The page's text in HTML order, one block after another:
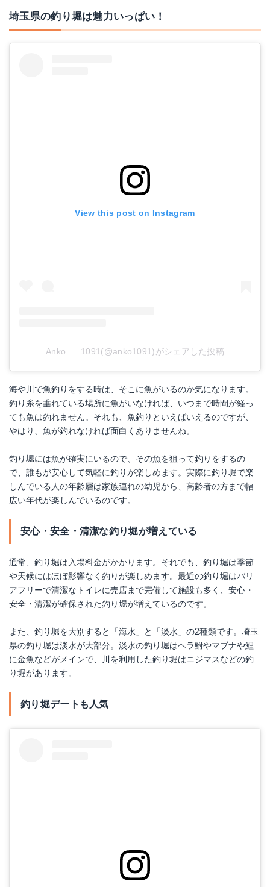
埼玉県の釣り堀は魅力いっぱい！
View this post on Instagram
Anko___1091(@anko1091)がシェアした投稿
海や川で魚釣りをする時は、そこに魚がいるのか気になります。
釣り糸を垂れている場所に魚がいなければ、いつまで時間が経っ
ても魚は釣れません。それも、魚釣りといえばいえるのですが、
やはり、魚が釣れなければ面白くありませんね。
釣り堀には魚が確実にいるので、その魚を狙って釣りをするの
で、誰もが安心して気軽に釣りが楽しめます。実際に釣り堀で楽
しんでいる人の年齢層は家族連れの幼児から、高齢者の方まで幅
広い年代が楽しんでいるのです。
安心・安全・清潔な釣り堀が増えている
通常、釣り堀は入場料金がかかります。それでも、釣り堀は季節
や天候にはほぼ影響なく釣りが楽しめます。最近の釣り堀はバリ
アフリーで清潔なトイレに売店まで完備して施設も多く、安心・
安全・清潔が確保された釣り堀が増えているのです。
また、釣り堀を大別すると「海水」と「淡水」の2種類です。埼玉
県の釣り堀は淡水が大部分。淡水の釣り堀はヘラ鮒やマブナや鯉
に金魚などがメインで、川を利用した釣り堀はニジマスなどの釣
り堀があります。
釣り堀デートも人気